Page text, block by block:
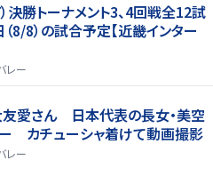
決勝トーナメント3、4回戦全12試
8/8）の試合予定【近畿インター
レー
友愛さん 日本代表の長女・美空
ー カチューシャ着けて動画撮影
レー